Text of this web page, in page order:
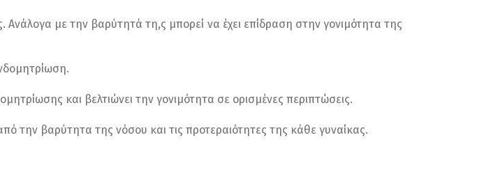
με την βαρύτητά τη,ς μπορεί να έχει επίδραση στην γονιμότητα της
και βελτιώνει την γονιμότητα σε ορισμένες περιπτώσεις.
την βαρύτητα της νόσου και τις προτεραιότητες της κάθε γυναίκας.